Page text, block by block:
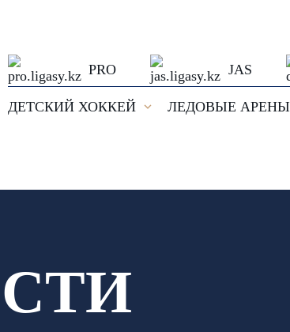
PRO JAS
ДЕТСКИЙ ХОККЕЙ
ЛЕДОВЫЕ АРЕНЫ